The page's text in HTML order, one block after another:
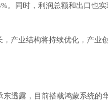
。同时，利润总额和出口也
产业结构将持续优化，产业
东透露，目前搭载鸿蒙系统的